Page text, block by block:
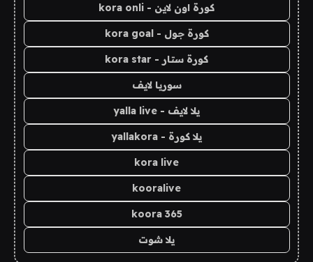
كورة اون لاين - kora onli
كورة جول - kora goal
كورة ستار - kora star
سوريا لايف
يلا لايف - yalla live
يلا كورة - yallakora
kora live
kooralive
koora 365
يلا شوت